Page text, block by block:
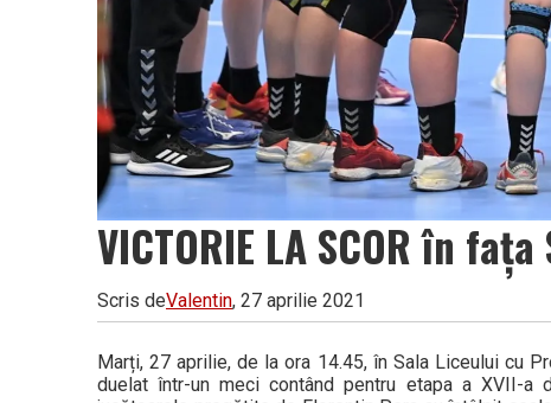
VICTORIE LA SCOR în
Scris deValentin, 27 aprilie 2021
Marți, 27 aprilie, de la ora 14.45, în Sala Liceului cu
duelat într-un meci contând pentru etapa a XVII-a